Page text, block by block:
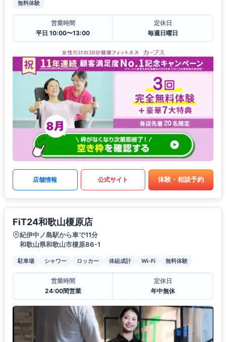
無料体験
営業時間
平日 10:00〜13:00
定休日
毎週日曜日
店舗情報 公式サイト 体験・相談予約
FiT24和歌山榎原店
紀伊中ノ島駅から車で11分
和歌山県和歌山市榎原86-1
駐車場 シャワー ロッカー 体組成計 Wi-Fi 無料体験
営業時間
24:00間営業
定休日
年中無休